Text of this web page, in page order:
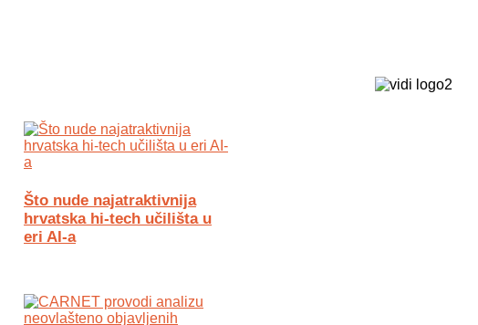
Što nude najatraktivnija
hrvatska hi-tech učilišta u
eri AI-a